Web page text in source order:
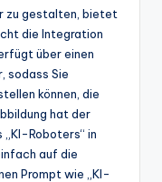
zu gestalten, bietet
die Integration
über einen
sodass Sie
können, die
hat der
Roboters“ in
auf die
Prompt wie „KI-